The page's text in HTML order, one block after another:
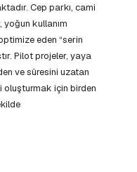
Cep parkı, cami
kullanım
eden “serin
Pilot projeler, yaya
ve süresini uzatan
oluşturmak için birden